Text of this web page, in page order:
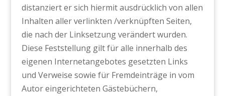
distanziert er sich hiermit ausdrücklich von allen
Inhalten aller verlinkten /verknüpften Seiten,
die nach der Linksetzung verändert wurden.
Diese Feststellung gilt für alle innerhalb des
eigenen Internetangebotes gesetzten Links
und Verweise sowie für Fremdeinträge in vom
Autor eingerichteten Gästebüchern,